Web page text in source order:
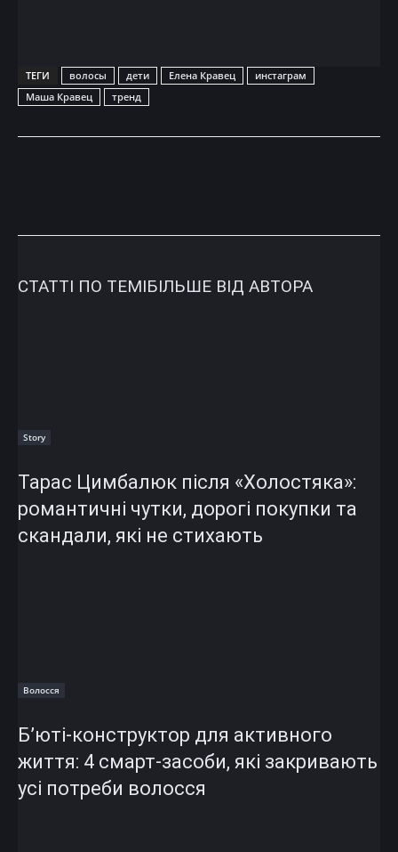
ТЕГИ волосы дети Елена Кравец
инстаграм
Маша Кравец
тренд
СТАТТІ ПО ТЕМІБІЛЬШЕ ВІД АВТОРА
Story
Тарас Цимбалюк після «Холостяка»:
романтичні чутки, дорогі покупки та
скандали, які не стихають
Волосся
Б’юті-конструктор для активного
життя: 4 смарт-засоби, які закривають
усі потреби волосся